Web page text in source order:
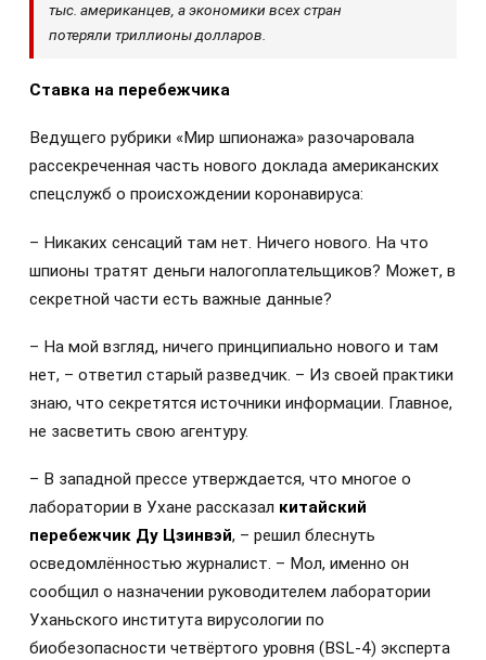
тыс. американцев , а экономики всех стран
потеряли триллионыдолларов.
Ставка на перебежчика
Ведущего рубрики «Мир шпионажа» разочаровала
рассекреченная часть нового доклада американских
спецслужб о происхождении коронавируса:
– Никаких сенсаций там нет. Ничего нового. На что
шпионы тратят деньги налогоплательщиков? Может, в
секретной части есть важные данные?
– На мой взгляд, ничего принципиально нового и там
нет, – ответил старый разведчик. – Из своей практики
знаю, что секретятся источники информации. Главное,
не засветить свою агентуру.
– В западной прессе утверждается, что многое о
лаборатории в Ухане рассказал китайский
перебежчик Ду Цзинвэй, – решил блеснуть
осведомлённостью журналист. – Мол, именно он
сообщил о назначении руководителем лаборатории
Уханьского института вирусологии по
биобезопасности четвёртого уровня (BSL-4) эксперта